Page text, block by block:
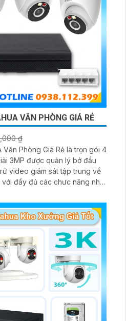
VĂN PHÒNG GIÁ RẺ
₫
Văn Phòng Giá Rẻ là trọn gói 4
3MP được quản lý bở đầu
video giám sát tập trung về
đầy đủ các chưc năng như